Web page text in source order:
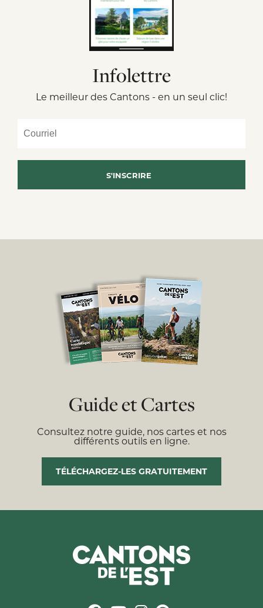
Infolettre
Le meilleur des Cantons - en un seul clic!
Guide et Cartes
Consultez notre guide, nos cartes et nos
différents outils en ligne.
TÉLÉCHARGEZ-LES GRATUITEMENT